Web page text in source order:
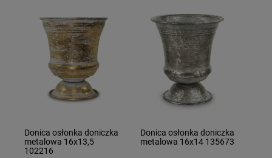
Donica osłonka doniczka
metalowa 16x13,5
102216
Donica osłonka doniczka
metalowa 16x14 135673